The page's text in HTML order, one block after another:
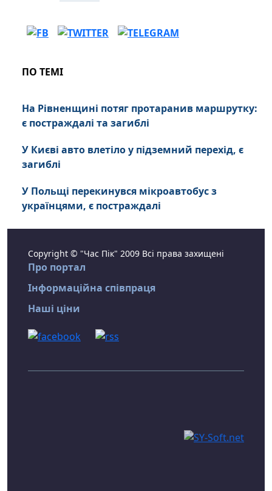
ПО ТЕМІ
На Рівненщині потяг протаранив маршрутку:
є постраждалі та загиблі
У Києві авто влетіло у підземний перехід, є
загиблі
У Польщі перекинувся мікроавтобус з
українцями, є постраждалі
Copyright © "Час Пік" 2009 Всі права захищені
Про портал
Інформаційна співпраця
Наші ціни